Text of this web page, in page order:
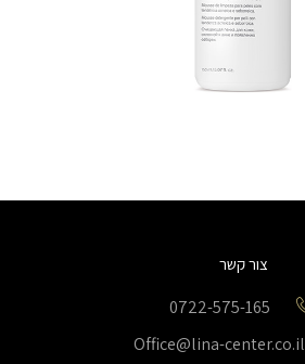
צור קשר
0722-575-165
Office@lina-center.co.il